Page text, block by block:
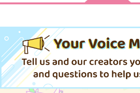
天国なんかじゃない場
所
ポクポク宗
1,415円（税込）
糸師凛×蜂楽廻
にどめのきすはまだで
すか？
ぼんじりボックス
787円（税込）
Season2 Blu-
ray BOX 下巻 通常版
18,700円 （税込）
サンプル
作品詳細
今異世界へお出掛け中
II」 Blu-ray BOX
29,700円（税込）
サンプル
作品詳細